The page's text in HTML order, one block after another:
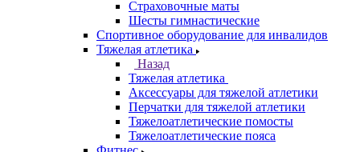
Страховочные маты
Шесты гимнастические
Спортивное оборудование для инвалидов
Тяжелая атлетика
Назад
Тяжелая атлетика
Аксессуары для тяжелой атлетики
Перчатки для тяжелой атлетики
Тяжелоатлетические помосты
Тяжелоатлетические пояса